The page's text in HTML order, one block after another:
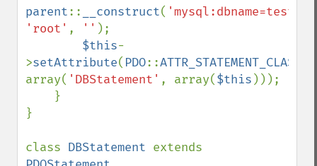
parent:: __construct(
'root' , '' );
$this-
>setAttribute( PDO::ATTR_STATEMENT_CLASS
array( 'DBStatement' , array($this )));
}
class DBStatement